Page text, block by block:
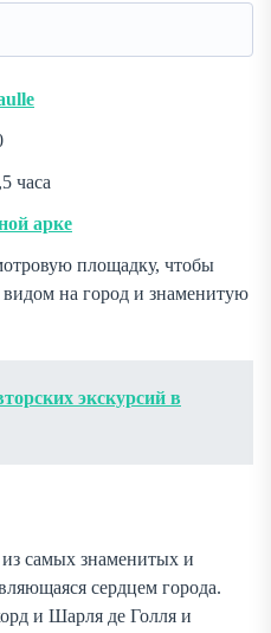
часа
арке
площадку, чтобы
на город и знаменитую
экскурсий в
самых знаменитых и
сердцем города.
и Шарля де Голля и